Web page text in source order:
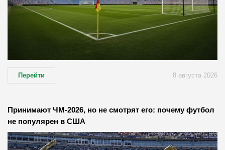
Перейти 8 августа 2026
Принимают ЧМ-2026, но не смотрят его: почему футбол
не популярен в США